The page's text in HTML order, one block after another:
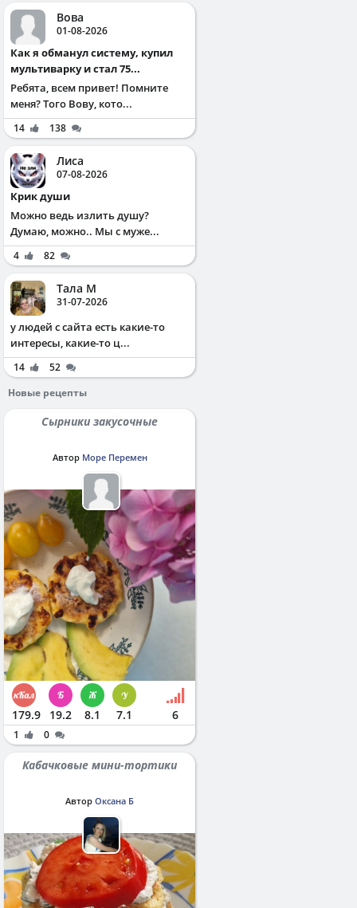
Вова
01-08-2026
Как я обманул систему, купил
мультиварку и стал 75...
Ребята, всем привет! Помните
меня? Того Вову, кото...
14 138
Лиса
07-08-2026
Крик души
Можно ведь излить душу?
Думаю, можно.. Мы с муже...
4 82
Тала М
31-07-2026
у людей с сайта есть какие-то
интересы, какие-то ц...
14
52
Новые рецепты
Сырники закусочные
Автор Море Перемен
179.9 19.2 8.1 7.1 6
1 0
Кабачковые мини-тортики
Автор Оксана Б